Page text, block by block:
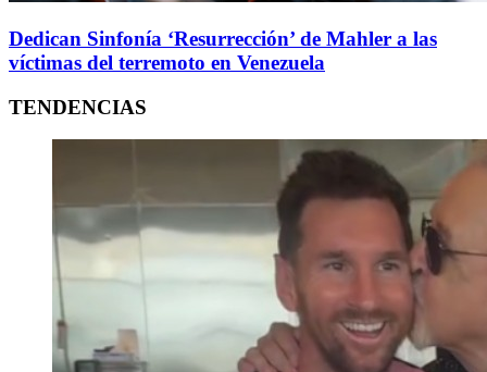
Dedican Sinfonía ‘Resurrección’ de Mahler a las
víctimas del terremoto en Venezuela
TENDENCIAS